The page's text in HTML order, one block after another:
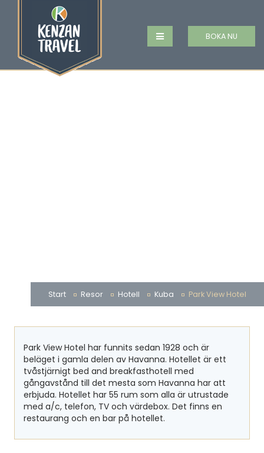
BOKA NU
Start Resor Hotell Kuba Park View Hotel
Park View Hotel har funnits sedan 1928 och är
beläget i gamla delen av Havanna. Hotellet är ett
tvåstjärnigt bed and breakfasthotell med
gångavstånd till det mesta som Havanna har att
erbjuda. Hotellet har 55 rum som alla är utrustade
med a/c, telefon, TV och värdebox. Det finns en
restaurang och en bar på hotellet.